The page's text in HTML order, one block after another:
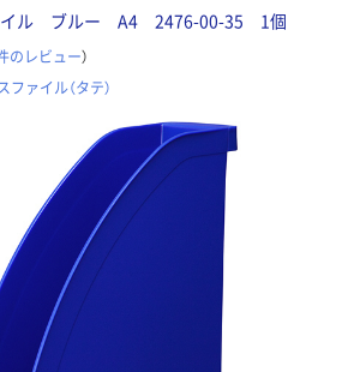
イル ブルー A4 2476-00-35 1個
のレビュー）
ファイル（タテ）